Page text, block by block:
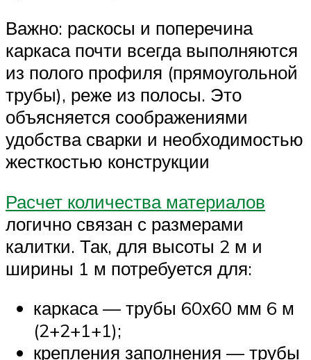
Важно: раскосы и поперечина
каркаса почти всегда выполняются
из полого профиля (прямоугольной
трубы), реже из полосы. Это
объясняется соображениями
удобства сварки и необходимостью
жесткостью конструкции
Расчет количества материалов
логично связан с размерами
калитки. Так, для высоты 2 м и
ширины 1 м потребуется для:
каркаса — трубы 60х60 мм 6 м
(2+2+1+1);
крепления заполнения — трубы